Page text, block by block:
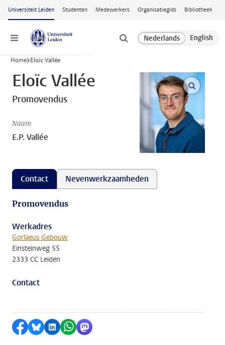
Ga naar hoofdinhoud
Universiteit Leiden Studenten Medewerkers Organisatiegids Bibliotheek
Menu
Home Eloïc Vallée
Eloïc Vallée
Promovendus
Naam
E.P. Vallée
open
Contact Nevenwerkzaamheden
Promovendus
Werkadres
Gorlaeus Gebouw
Einsteinweg 55
2333 CC Leiden
Contact
Delen op Facebook
Delen via Bluesky
Delen op LinkedIn
Delen via WhatsApp
Delen via Mastodon